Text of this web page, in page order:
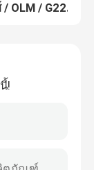
รม
โมดูลเชื่อมต่อแบบออปติคัล ซีเมนส์ / OLM / G22 V4.0 6GK1503-4CB00 โมดูล Profibus
!